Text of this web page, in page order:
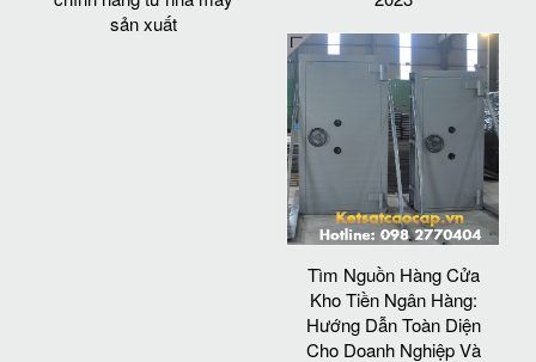
sản xuất
Tìm Nguồn Hàng Cửa
Kho Tiền Ngân Hàng:
Hướng Dẫn Toàn Diện
Cho Doanh Nghiệp Và